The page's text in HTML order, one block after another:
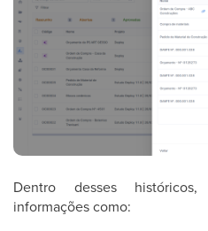
Dentro desses
informações como: